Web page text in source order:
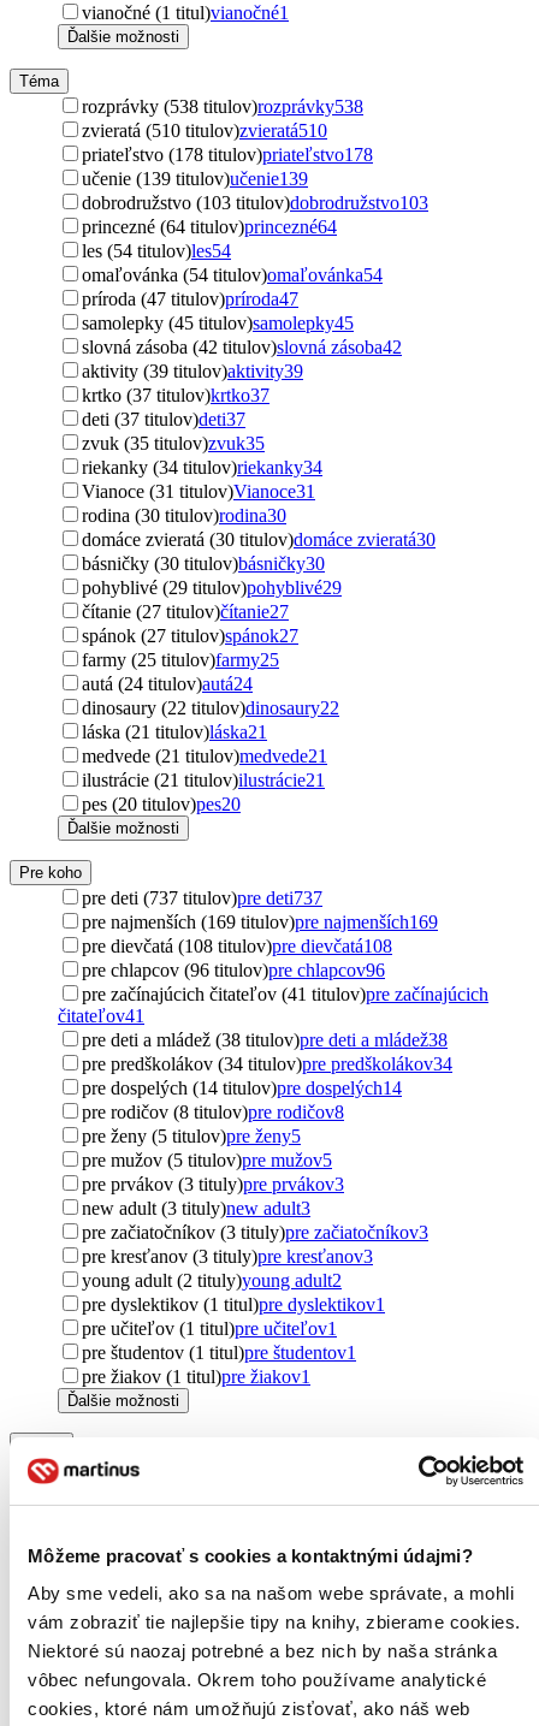
Môžeme pracovať s cookies a kontaktnými údajmi?
Aby sme vedeli, ako sa na našom webe správate, a mohli
vám zobraziť tie najlepšie tipy na knihy, zbierame cookies.
Niektoré sú naozaj potrebné a bez nich by naša stránka
vôbec nefungovala. Okrem toho používame analytické
cookies, ktoré nám umožňujú zisťovať, ako náš web
vianočné (1 titul)vianočné1
Ďalšie možnosti
Téma
rozprávky (538 titulov)rozprávky538
zvieratá (510 titulov)zvieratá510
priateľstvo (178 titulov)priateľstvo178
učenie (139 titulov)učenie139
dobrodružstvo (103 titulov)dobrodružstvo103
princezné (64 titulov)princezné64
les (54 titulov)les54
omaľovánka (54 titulov)omaľovánka54
príroda (47 titulov)príroda47
samolepky (45 titulov)samolepky45
slovná zásoba (42 titulov)slovná zásoba42
aktivity (39 titulov)aktivity39
krtko (37 titulov)krtko37
deti (37 titulov)deti37
zvuk (35 titulov)zvuk35
riekanky (34 titulov)riekanky34
Vianoce (31 titulov)Vianoce31
rodina (30 titulov)rodina30
domáce zvieratá (30 titulov)domáce zvieratá30
básničky (30 titulov)básničky30
pohyblivé (29 titulov)pohyblivé29
čítanie (27 titulov)čítanie27
spánok (27 titulov)spánok27
farmy (25 titulov)farmy25
autá (24 titulov)autá24
dinosaury (22 titulov)dinosaury22
láska (21 titulov)láska21
medvede (21 titulov)medvede21
ilustrácie (21 titulov)ilustrácie21
pes (20 titulov)pes20
Ďalšie možnosti
Pre koho
pre deti (737 titulov)pre deti737
pre najmenších (169 titulov)pre najmenších169
pre dievčatá (108 titulov)pre dievčatá108
pre chlapcov (96 titulov)pre chlapcov96
pre začínajúcich čitateľov (41 titulov)pre začínajúcich
čitateľov41
pre deti a mládež (38 titulov)pre deti a mládež38
pre predškolákov (34 titulov)pre predškolákov34
pre dospelých (14 titulov)pre dospelých14
pre rodičov (8 titulov)pre rodičov8
pre ženy (5 titulov)pre ženy5
pre mužov (5 titulov)pre mužov5
pre prvákov (3 tituly)pre prvákov3
new adult (3 tituly)new adult3
pre začiatočníkov (3 tituly)pre začiatočníkov3
pre kresťanov (3 tituly)pre kresťanov3
young adult (2 tituly)young adult2
pre dyslektikov (1 titul)pre dyslektikov1
pre učiteľov (1 titul)pre učiteľov1
pre študentov (1 titul)pre študentov1
pre žiakov (1 titul)pre žiakov1
Ďalšie možnosti
Česko (206 titulov)
Nemecko (26 titulov)Nemecko26
Spojené štáty (22 titulov)Spojené štáty22
Francúzsko (12 titulov)Francúzsko12
Poľsko (12 titulov)
Poľsko
Taliansko (10 titulov)Taliansko 10
Írsko (9 titulov)Írsko9
Maďarsko (9 titulov)Maďarsko9